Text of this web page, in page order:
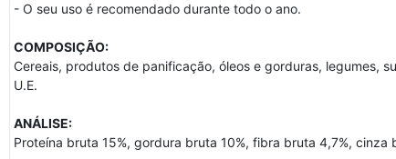
- O seu uso é recomendado durante todo o ano.
COMPOSIÇÃO:
Cereais, produtos de panificação, óleos e gorduras, legumes,
U.E.
ANÁLISE:
Proteína bruta 15%, gordura bruta 10%, fibra bruta 4,7%,